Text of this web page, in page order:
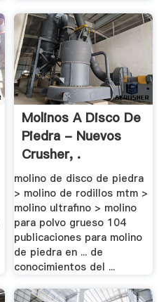
Molinos A Disco De
Piedra - Nuevos
Crusher, .
molino de disco de piedra
> molino de rodillos mtm >
molino ultrafino > molino
para polvo grueso 104
publicaciones para molino
de piedra en ... de
conocimientos del ...